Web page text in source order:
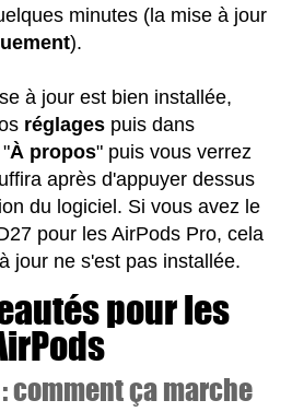
minutes (la mise à jour
).
à jour est bien installée,
réglages puis dans
À propos" puis vous verrez
après d'appuyer dessus
du logiciel. Si vous avez le
pour les AirPods Pro, cela
jour ne s'est pas installée.
pour les
comment ça marche